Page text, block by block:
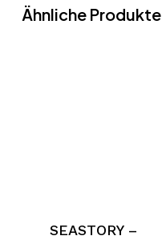
Ähnliche Produkte
SEASTORY –